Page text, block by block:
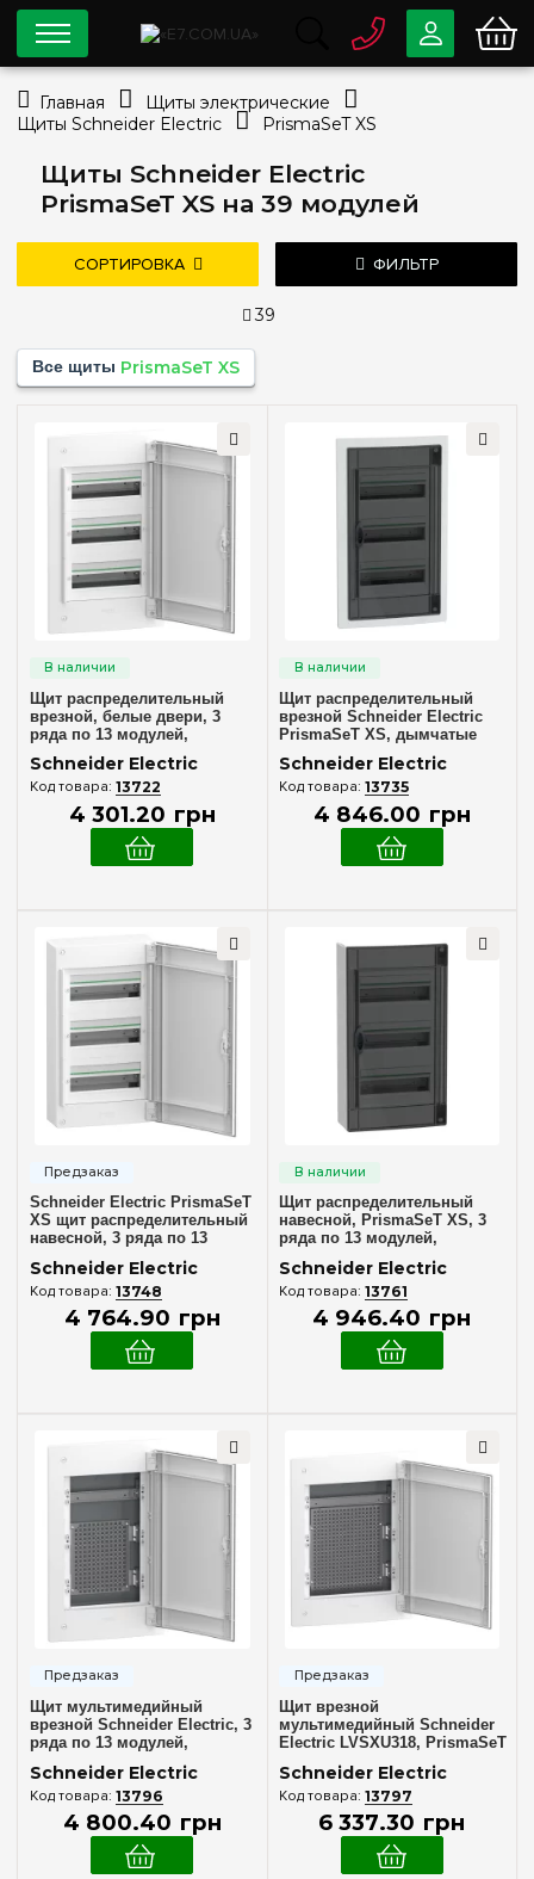
Щиты Schneider Electric
PrismaSeT XS на 39 модулей
СОРТИРОВКА ФИЛЬТР
—
Тип монтажа
Наружный
Внутренний (в нишу)
Количество модулей
24(+2)
26 (+8)
36(+7)
39
(+21)
72(+18)
96(+27)
120(+27)
144(+28)
168
Комплектация клеммами PE+N
В комплекте
Нет в комплекте
Материал корпуса
Пластик
Дверца
Белая (6)
Дымчатая(3)
Pragma (4)
PrismaSeT S (2)
PrismaSeT XS (11)
Цвет корпуса
Белый (7)
Степень защиты IP
IP40(9)
Дверь
Белая(6)
Дымчатая(3)
39
Все щиты PrismaSeT XS
популярность
Щит распределительный
врезной, белые двери, 3
ряда по 13 модулей,
PrismaSeT XS, Schneider
Electric LVSXN313
Schneider Electric
13722
4 301.20 грн
Щит распределительный
врезной Schneider Electric
PrismaSeT XS, дымчатые
двери, 3 ряда по 13 модулей
LVSXP313
Schneider Electric
13735
4 846.00 грн
Schneider Electric PrismaSeT
XS щит распределительный
навесной, 3 ряда по 13
модулей, белые двери,
LVSXQ313
Schneider Electric
13748
4 764.90 грн
Щит распределительный
навесной, PrismaSeT XS, 3
ряда по 13 модулей,
дымчатые двери, Schneider
Electric LVSXR313
Schneider Electric
13761
4 946.40 грн
Щит мультимедийный
врезной Schneider Electric, 3
ряда по 13 модулей,
Schneider Electric
13796
4 800.40 грн
Щит врезной
мультимедийный Schneider
Electric LVSXU318, PrismaSeT
Schneider Electric
13797
6 337.30 грн
0 800 33-63-07
info@e7.com.ua
044334-79-78
Viber Telegram
Главная
Щиты электрические
Щиты Schneider Electric
PrismaSeT XS